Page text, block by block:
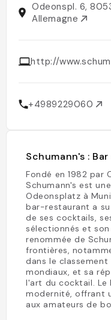
Odeonspl. 6,
Allemagne
http://
+4989229060
Schumann's :
Fondé en 1982 par
Schumann's est
Odeonsplatz à
bar-restaurant a
de ses cocktails,
sélectionnés et son
renommée de
frontières,
dans le
mondiaux, et sa
l'art du cocktail. Le
modernité, offrant
aux amateurs de